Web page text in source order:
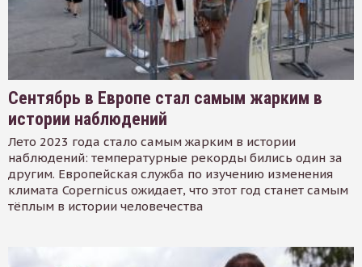
Сентябрь в Европе стал самым жарким в
истории наблюдений
Лето 2023 года стало самым жарким в истории
наблюдений: температурные рекорды бились один за
другим. Европейская служба по изучению изменения
климата Copernicus ожидает, что этот год станет самым
тёплым в истории человечества